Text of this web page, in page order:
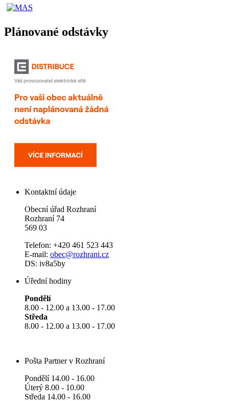
Plánované odstávky
Kontaktní údaje
Obecní úřad Rozhraní
Rozhraní 74
569 03
Telefon: +420 461 523 443
E-mail: obec@rozhrani.cz
DS: iv8a5by
Úřední hodiny
Pondělí
8.00 - 12.00 a 13.00 - 17.00
Středa
8.00 - 12.00 a 13.00 - 17.00
Pošta Partner v Rozhraní
Pondělí 14.00 - 16.00
Úterý 8.00 - 10.00
Středa 14.00 - 16.00